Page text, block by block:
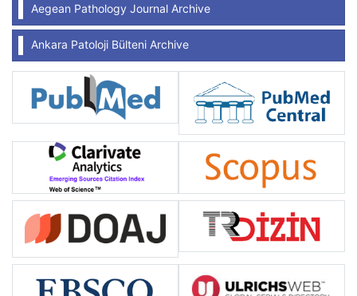
Aegean Pathology Journal Archive
Ankara Patoloji Bülteni Archive